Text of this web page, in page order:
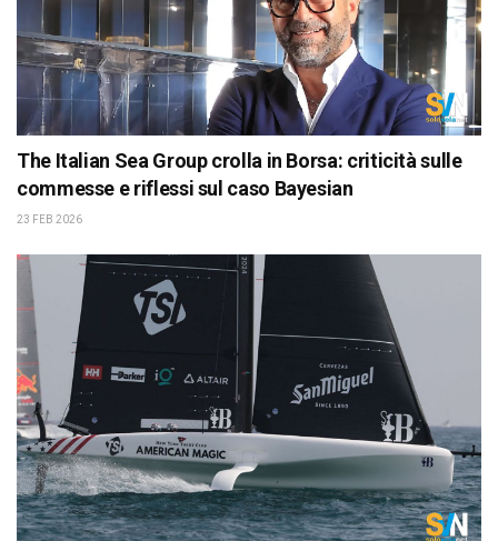
The Italian Sea Group crolla in Borsa: criticità sulle
commesse e riflessi sul caso Bayesian
23 FEB 2026